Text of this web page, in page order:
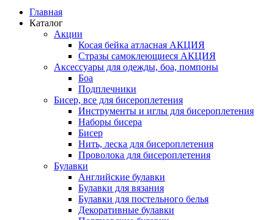
Главная
Каталог
Акции
Косая бейка атласная АКЦИЯ
Стразы самоклеющиеся АКЦИЯ
Аксессуары для одежды, боа, помпоны
Боа
Подплечники
Бисер, все для бисероплетения
Инструменты и иглы для бисероплетения
Наборы бисера
Бисер
Нить, леска для бисероплетения
Проволока для бисероплетения
Булавки
Английские булавки
Булавки для вязания
Булавки для постельного белья
Декоративные булавки